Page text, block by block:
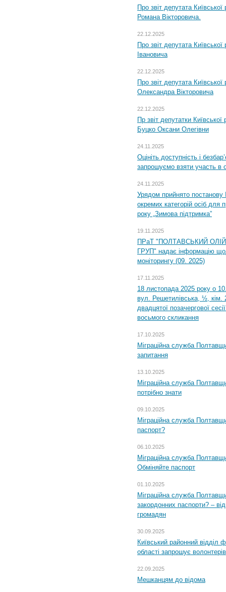
Про звіт депутата
Романа Вікторовича.
22.12.2025
Про звіт депутата
Івановича
22.12.2025
Про звіт депутата
Олександра Вікторовича
22.12.2025
Пр звіт депутатки
Буцко Оксани Олегівни
24.11.2025
Оцініть доступність і
запрошуємо взяти участь в
24.11.2025
Урядом прийнято постанову
окремих категорій осіб для
року „Зимова підтримка”
19.11.2025
ПРаТ "ПОЛТАВСЬКИЙ
ГРУП" надає інформацію
моніторингу (09. 2025)
17.11.2025
18 листопада 2025 року о
вул. Решетилівська, ½, кім.
двадцятої позачергової
восьмого скликання
17.10.2025
Міграційна служба
запитання
13.10.2025
Міграційна служба
потрібно знати
09.10.2025
Міграційна служба
паспорт?
06.10.2025
Міграційна служба
Обміняйте паспорт
01.10.2025
Міграційна служба
закордонних паспорти? –
громадян
30.09.2025
Київський районний відділ
області запрошує
22.09.2025
Мешканцям до відома